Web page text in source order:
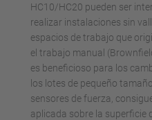
HC10/HC20 pueden ser
realizar instalaciones sin
espacios de trabajo que
el trabajo manual
es beneficioso para los
los lotes de pequeño
sensores de fuerza,
aplicada sobre la superficie